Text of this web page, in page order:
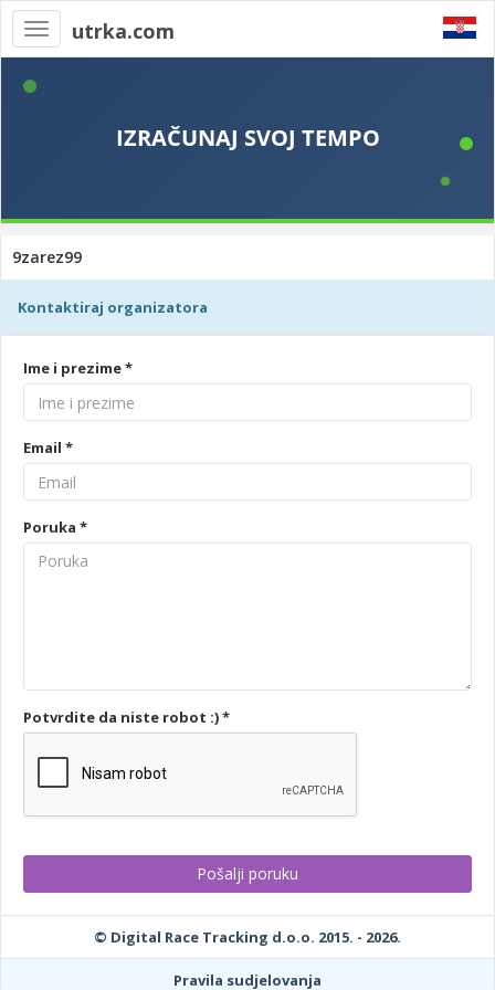
Toggle
navigation
utrka.com
9zarez99
Kontaktiraj organizatora
Ime i prezime *
Email *
Poruka *
Potvrdite da niste robot :) *
© Digital Race Tracking d.o.o. 2015. - 2026.
Pravila sudjelovanja